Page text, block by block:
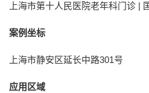
上海市第十人民医院老年科门诊 |
案例坐标
上海市静安区延长中路301号
应用区域